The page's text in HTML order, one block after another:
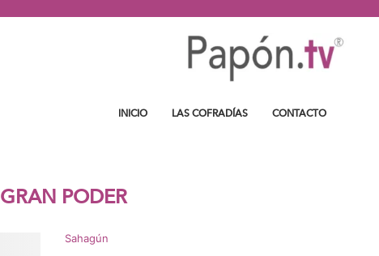
INICIO LAS COFRADÍAS CONTACTO
GRAN PODER
Sahagún